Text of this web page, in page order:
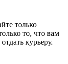
только
то, что вам
курьеру.